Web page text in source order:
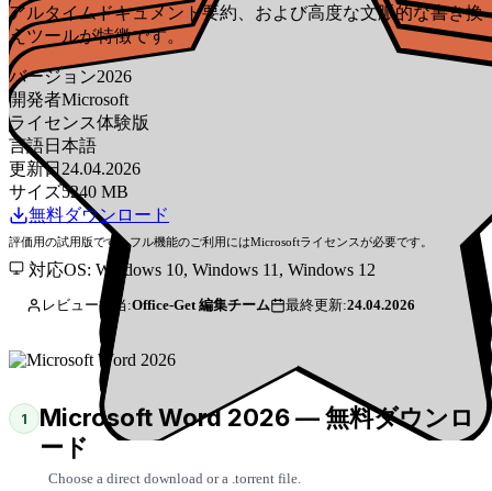
アルタイムドキュメント要約、および高度な文脈的な書き換
えツールが特徴です。
バージョン2026
開発者Microsoft
ライセンス体験版
言語日本語
更新日 24.04.2026
サイズ5240 MB
無料ダウンロード
評価用の試用版です。フル機能のご利用にはMicrosoftライセンスが必要です。
対応OS: Windows 10, Windows 11, Windows 12
レビュー担当:Office-Get 編集チーム 最終更新:24.04.2026
1
Microsoft Word 2026 — 無料ダウンロ
ード
Choose a direct download or a .torrent file.